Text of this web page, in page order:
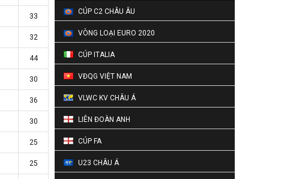
33
32
44
30
36
30
25
25
CÚP C2 CHÂU ÂU
VÒNG LOẠI EURO 2020
CÚP ITALIA
VĐQG VIỆT NAM
VLWC KV CHÂU Á
LIÊN ĐOÀN ANH
CÚP FA
U23 CHÂU Á